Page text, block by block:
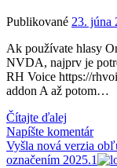
webinář,
12.
9.
2025)
Publikované 23. júna
Ak používate hlasy
NVDA, najprv je
RH Voice https://
addon A až potom…
Čítajte ďalej
2025.1
–
oprava
Napíšte komentár
Vyšla nová verzia
označením 2025.1